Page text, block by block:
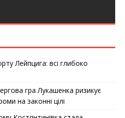
Лейпцига: всі глибоко
гра Лукашенка ризикує
на законні цілі